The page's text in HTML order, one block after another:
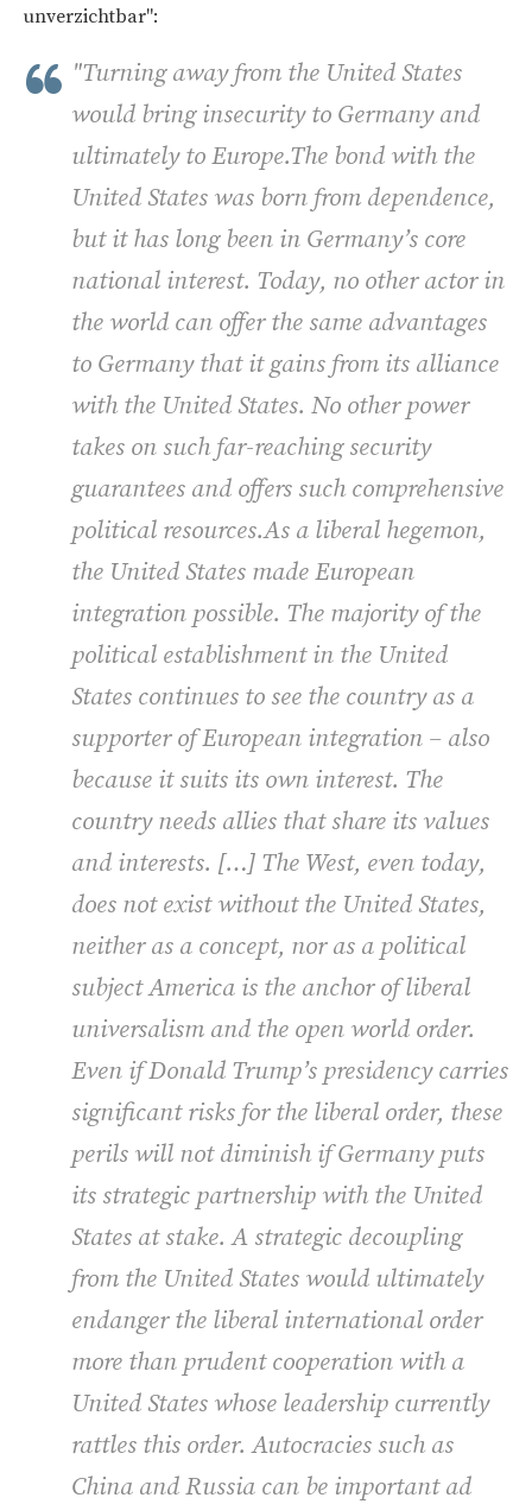
unverzichtbar":
"Turning away from the United States
would bring insecurity to Germany and
ultimately to Europe.The bond with the
United States was born from dependence,
but it has long been in Germany’s core
national interest. Today, no other actor in
the world can offer the same advantages
to Germany that it gains from its alliance
with the United States. No other power
takes on such far-reaching security
guarantees and offers such comprehensive
political resources.As a liberal hegemon,
the United States made European
integration possible. The majority of the
political establishment in the United
States continues to see the country as a
supporter of European integration – also
because it suits its own interest. The
country needs allies that share its values
and interests. […] The West, even today,
does not exist without the United States,
neither as a concept, nor as a political
subject America is the anchor of liberal
universalism and the open world order.
Even if Donald Trump’s presidency carries
significant risks for the liberal order, these
perils will not diminish if Germany puts
its strategic partnership with the United
States at stake. A strategic decoupling
from the United States would ultimately
endanger the liberal international order
more than prudent cooperation with a
United States whose leadership currently
rattles this order. Autocracies such as
China and Russia can be important ad